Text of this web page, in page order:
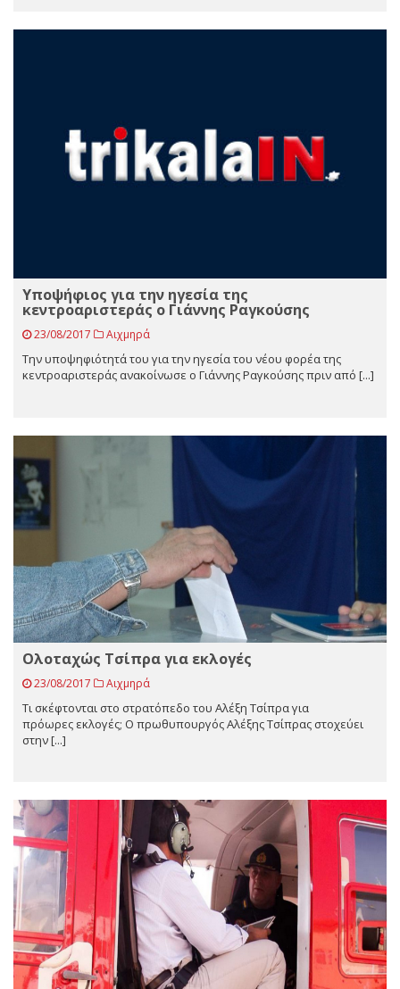
Υποψήφιος για την ηγεσία της
κεντροαριστεράς ο Γιάννης Ραγκούσης
23/08/2017 Αιχμηρά
Την υποψηφιότητά του για την ηγεσία του νέου φορέα της
κεντροαριστεράς ανακοίνωσε ο Γιάννης Ραγκούσης πριν από [...]
Ολοταχώς Τσίπρα για εκλογές
23/08/2017 Αιχμηρά
Τι σκέφτονται στο στρατόπεδο του Αλέξη Τσίπρα για
πρόωρες εκλογές; Ο πρωθυπουργός Αλέξης Τσίπρας στοχεύει
στην [...]